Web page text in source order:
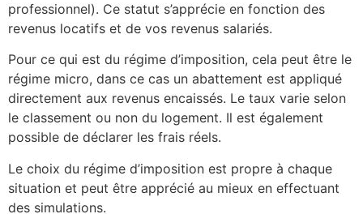
professionnel). Ce statut s’apprécie en fonction des
revenus locatifs et de vos revenus salariés.
Pour ce qui est du régime d’imposition, cela peut être le
régime micro, dans ce cas un abattement est appliqué
directement aux revenus encaissés. Le taux varie selon
le classement ou non du logement. Il est également
possible de déclarer les frais réels.
Le choix du régime d’imposition est propre à chaque
situation et peut être apprécié au mieux en effectuant
des simulations.